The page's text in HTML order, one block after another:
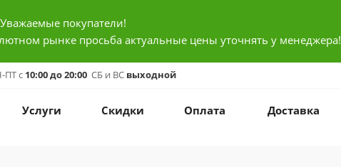
Уважаемые покупатели!
рынке просьба актуальные цены уточнять у менеджера!
ПТ с 10:00 до 20:00 СБ и ВС выходной
Услуги Скидки Оплата Доставка